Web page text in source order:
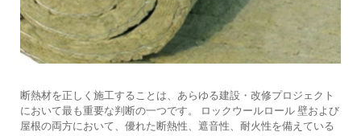
断熱材を正しく施工することは、あらゆる建設・改修プロジェクト
において最も重要な判断の一つです。
ロックウールロール壁および
屋根の両方において、優れた断熱性、遮音性、耐火性を備えている